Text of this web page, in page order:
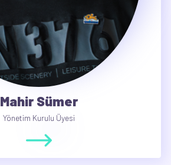
Mahir Sümer
Yönetim Kurulu Üyesi